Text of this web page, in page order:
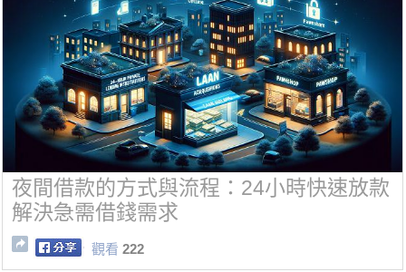
夜間借款的方式與流程：24小時快速放款
解決急需借錢需求
觀看 222